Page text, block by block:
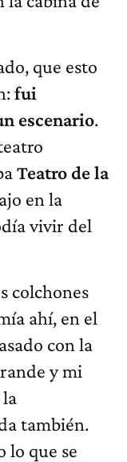
que esto
fui
escenario.
Teatro de la
en la
vivir del
colchones
ahí, en el
con la
y mi
también.
lo que se